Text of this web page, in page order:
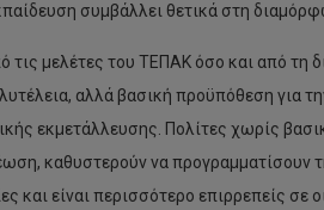
συμβάλλει θετικά στη
τις μελέτες του ΤΕΠΑΚ όσο και από τη
αλλά βασική προϋπόθεση για
εκμετάλλευσης. Πολίτες χωρίς
καθυστερούν να προγραμματίσουν
και είναι περισσότερο επιρρεπείς σε